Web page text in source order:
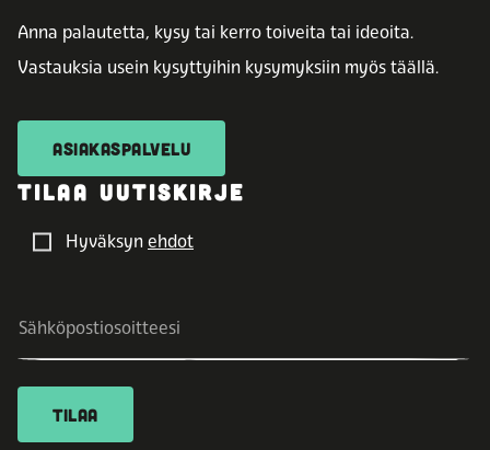
Anna palautetta, kysy tai kerro toiveita tai ideoita.
Vastauksia usein kysyttyihin kysymyksiin myös täällä.
ASIAKASPALVELU
TILAA UUTISKIRJE
Hyväksyn ehdot
TILAA